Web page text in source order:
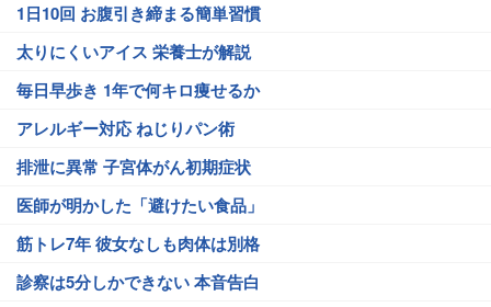
1日10回 お腹引き締まる簡単習慣
太りにくいアイス 栄養士が解説
毎日早歩き 1年で何キロ痩せるか
アレルギー対応 ねじりパン術
排泄に異常 子宮体がん初期症状
医師が明かした「避けたい食品」
筋トレ7年 彼女なしも肉体は別格
診察は5分しかできない 本音告白